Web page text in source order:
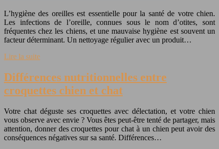
L’hygiène des oreilles est essentielle pour la santé de votre chien.
Les infections de l’oreille, connues sous le nom d’otites, sont
fréquentes chez les chiens, et une mauvaise hygiène est souvent un
facteur déterminant. Un nettoyage régulier avec un produit…
Lire la suite
Différences nutritionnelles entre
croquettes chien et chat
Votre chat déguste ses croquettes avec délectation, et votre chien
vous observe avec envie ? Vous êtes peut-être tenté de partager, mais
attention, donner des croquettes pour chat à un chien peut avoir des
conséquences négatives sur sa santé. Différences…